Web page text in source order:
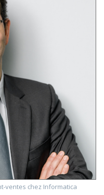
ventes chez Informatica